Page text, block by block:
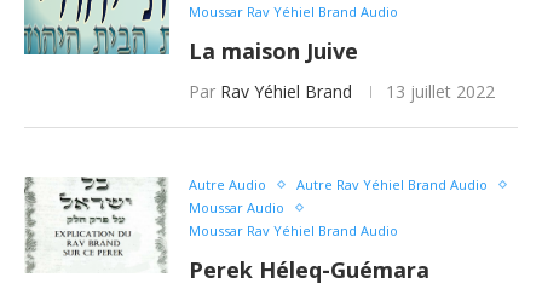
Moussar Rav Yéhiel Brand Audio
La maison Juive
Par Rav Yéhiel Brand 13 juillet 2022
Autre Audio
Autre Rav Yéhiel Brand Audio
Moussar Audio
Moussar Rav Yéhiel Brand Audio
Perek Héleq-Guémara